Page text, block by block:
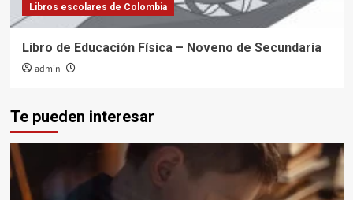
Libros escolares de Colombia
Libro de Educación Física – Noveno de Secundaria
admin
Te pueden interesar